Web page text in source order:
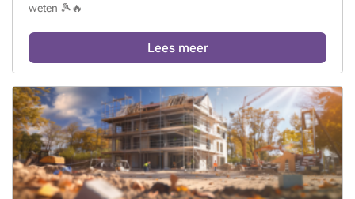
weten 🎾🔥
Lees meer